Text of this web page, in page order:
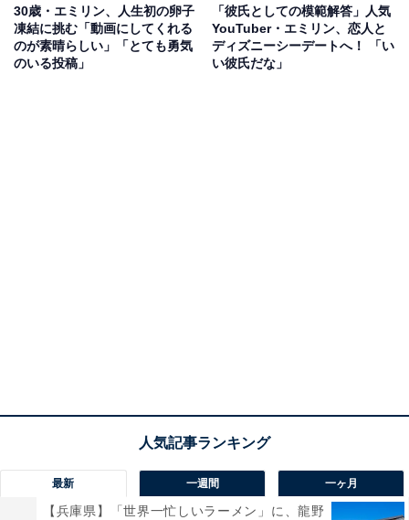
30歳・エミリン、人生初の卵子
凍結に挑む「動画にしてくれる
のが素晴らしい」「とても勇気
のいる投稿」
「彼氏としての模範解答」人気
YouTuber・エミリン、恋人と
ディズニーシーデートへ！ 「い
い彼氏だな」
最新 一週間 一ヶ月
【兵庫県】「世界一忙しいラーメン」に、龍野